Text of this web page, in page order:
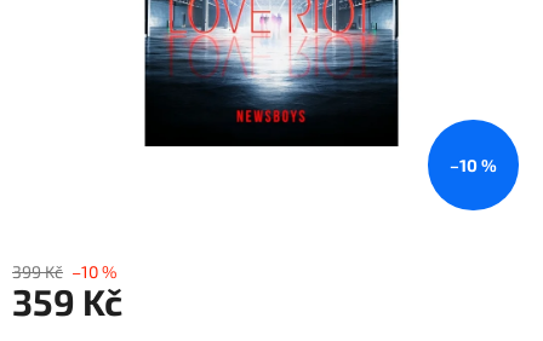
–10 %
399 Kč –10 %
359 Kč